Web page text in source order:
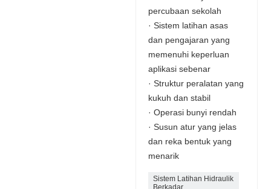
percubaan sekolah
· Sistem latihan asas
dan pengajaran yang
memenuhi keperluan
aplikasi sebenar
· Struktur peralatan yang
kukuh dan stabil
· Operasi bunyi rendah
· Susun atur yang jelas
dan reka bentuk yang
menarik
Sistem Latihan Hidraulik
Berkadar